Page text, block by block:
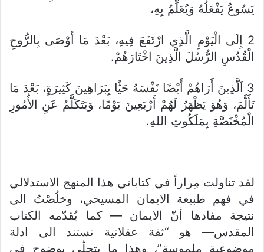
يَسُوعُ يَفْعَلُهُ وَيُعَلِّمُ بِهِ،
2 إِلَى الْيَوْمِ الَّذِي ارْتَفَعَ فِيهِ، بَعْدَ مَا أَوْصَى بِالرُّوحِ
الْقُدُسِ الرُّسُلَ الَّذِينَ اخْتَارَهُمْ.
3 اَلَّذِينَ أَرَاهُمْ أَيْضًا نَفْسَهُ حَيًّا بِبَرَاهِينَ كَثِيرَةٍ، بَعْدَ مَا
تَأَلَّمَ، وَهُوَ يَظْهَرُ لَهُمْ أَرْبَعِينَ يَوْمًا، وَيَتَكَلَّمُ عَنِ الأُمُورِ
الْمُخْتَصَّةِ بِمَلَكُوتِ اللهِ.
لقد تناولت مِراراً في كتاباتي هذا المنهج الاستدلالي
في فهم طبيعة الايمان المسيحي، وخلُصْتُ الى
نتيجة مفادها أنّ الايمان — كما يُقدّمه الكتاب
المقدس— هو “ثقة عقلانية تستند الى ادلة
موضوعية ملموسة”، وهذا ما يتجلّى بوضوح في